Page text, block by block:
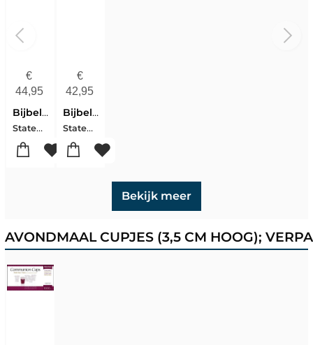
€
44,95
Bijbel Met Schrijfruimte Groen Bms2
Statenvertaling
€
42,95
Bijbel Met Schrijfruimte Camel Bms1
Statenvertaling
Bekijk meer
AVONDMAAL CUPJES (3,5 CM HOOG);